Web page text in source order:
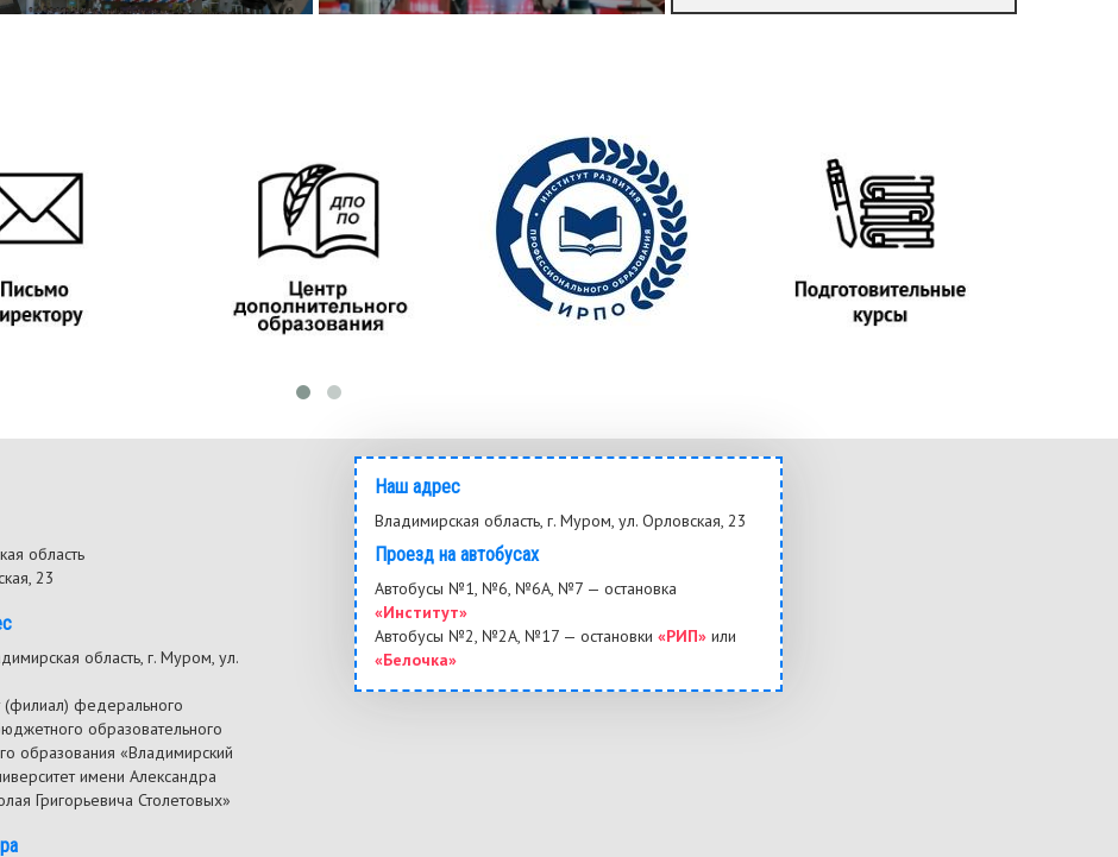
область
23
область, г. Муром, ул.
(филиал) федерального
образовательного
образования «Владимирский
имени Александра
Григорьевича Столетовых»
Наш адрес
Владимирская область, г. Муром, ул. Орловская, 23
Проезд на автобусах
Автобусы №1, №6, №6А, №7 — остановка
«Институт»
Автобусы №2, №2А, №17 — остановки «РИП»или
«Белочка»